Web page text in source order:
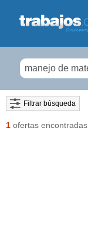
Filtrar búsqueda
1 ofertas encontradas